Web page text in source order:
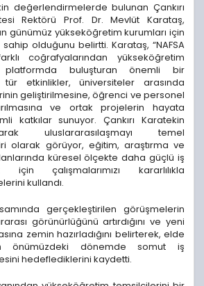
değerlendirmelerde bulunan Çankırı
Rektörü Prof. Dr. Mevlüt Karataş,
günümüz yükseköğretim kurumları için
olduğunu belirtti. Karataş, “NAFSA
coğrafyalarından yükseköğretim
platformda buluşturan önemli bir
etkinlikler, üniversiteler arasında
geliştirilmesine, öğrenci ve personel
ve ortak projelerin hayata
katkılar sunuyor. Çankırı Karatekin
uluslararasılaşmayı temel
olarak görüyor, eğitim, araştırma ve
küresel ölçekte daha güçlü iş
çalışmalarımızı kararlılıkla
kullandı.
gerçekleştirilen görüşmelerin
görünürlüğünü artırdığını ve yeni
zemin hazırladığını belirterek, elde
önümüzdeki dönemde somut iş
hedeflediklerini kaydetti.